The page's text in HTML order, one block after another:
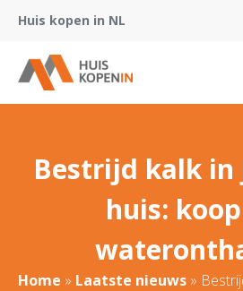
Huis kopen in NL
Bestrijd kalk in
huis:
Home » Laatste nieuws »